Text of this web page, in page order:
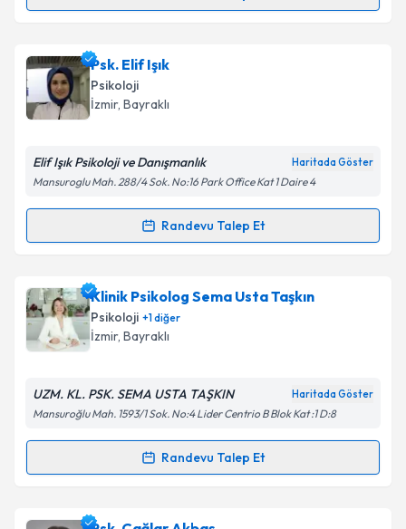
Takvim Talebini Gönder
Klinik Psikolog Zeynep Baltalı
talebi oluşturun. Size bu uzmandan randevu almanız
için bir takvim hazırlandığında e-posta ile
bilgilendireceğiz.
Kişisel verilerimin işlenmesine ilişkinAydınlatma
kapsamda işlenmesini kabul ediyorum.
Takvim Talebini Gönder
Psk. Elif Işık
Psikoloji
İzmir, Bayraklı
Elif Işık Psikoloji ve Danışmanlık Haritada Göster
Mansuroglu Mah. 288/4 Sok. No:16 Park Office Kat 1 Daire 4
Randevu Talep Et
Randevu Takvimi Talebi
Psk. Elif Işıkiçin randevu takvimi talebi oluşturun. Size
bu uzmandan randevu almanız için bir takvim
hazırlandığında e-posta ile bilgilendireceğiz.
Kişisel verilerimin işlenmesine ilişkin
Metni'ni okudum ve kişisel verilerimin belirtilen
Klinik Psikolog Sema Usta Taşkın
Psikoloji +1diğer
İzmir, Bayraklı
UZM. KL. PSK. SEMA USTA TAŞKIN Haritada Göster
Mansuroğlu Mah. 1593/1 Sok. No:4 Lider Centrio B Blok Kat :1 D:8
Randevu Talep Et
Randevu Takvimi Talebi